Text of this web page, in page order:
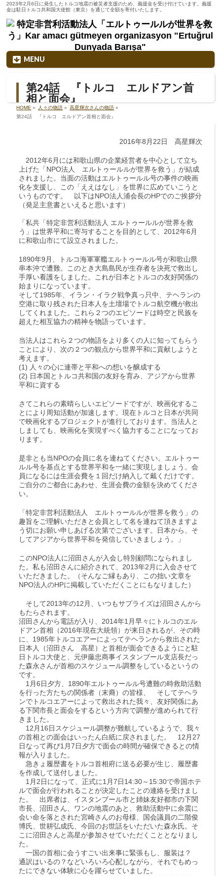
2023年2月6日に発生したトルコ地震の被災者支援のため、義援金を受け付けています。義援
金は駐日トルコ共和国大使館（東京）を通じて全額を寄付いたします。
MENU
第24話 『トルコ エルドアン首
相と面会』
HOME » 人々の物語 » 高星輝次さんの物語 »
第24話 『トルコ エルドアン首相と面会』
2016年8月22日 高星輝次
2012年6月には和歌山県の企業経営者を中心として立ち
上げた「NPO法人 エルトゥールルが世界を救う」が結成
されました。当面の活動はエルトゥールル号の事件の映画
化を支援し、この「ええはなし」を世界に広めていこうと
いうものです。 以下はNPO法人浦会長のHPでのご挨拶分
（発足主意書といえると思います）
「私共「特定非営利活動法人 エルトゥールルが世界を救
う」は世界平和に寄与することを目的として、2012年6月
に和歌山市にて設立されました。
1890年9月、トルコ海軍軍艦エルトゥールル号が和歌山県
串本沖で遭難。このとき大島島民が生存者を決死で救出し
手厚い看護をしました。これが日本とトルコの友好関係の
始まりになっています。
そして1985年、イラン・イラク戦争真っ只中、テヘランの
空港に取り残された日本人を土壇場でトルコ航空機が救出
してくれました。これら２つのエピソードは時空と民族を
超えた相互協力の精神を物語っています。
当法人はこれら２つの物語をより多くの人に知ってもらう
ことにより、次の２つの観点から世界平和に貢献しようと
考えます。
(1) 人々の心に連帯と平和への想いを醸成する
(2) 日本国とトルコ共和国の友好を育み、アジアから世界
平和に資する
さてこれらの素晴らしいエピソードですが、映画化するこ
とにより周知活動が加速します。現在トルコと日本が共同
で映画化するプロジェクトが進行しております。当法人と
しましても、映画化を実現すべく協力することになってお
ります。
是非とも当NPOの会員に名を連ねてください。エルトゥー
ルル号を基点とする世界平和を一緒に実現しましょう。会
員になるには生涯会費を１回だけ納入して戴くだけです。
ご自分のご都合にあわせ、生涯会費の金額を決めてくださ
い。
「特定非営利活動法人 エルトゥールルが世界を救う」の
趣旨をご理解いただきと会員として名を連ねて頂きますよ
う切にお願い申しあげる次第でございます。日本から、そ
してアジアから世界平和を発信していきましょう。」
このNPO法人に沼田さんが入会し特別顧問になられまし
た。私も沼田さんに紹介されて、2013年2月に入会させて
いただきました。（そんなご縁もあり、この拙い文章を
NPO法人のHPに掲載していただくことにもなりました）
そして2013年の12月、いつもサプライズは沼田さんから
もたらされます。
沼田さんから電話が入り、2014年1月早々にトルコのエル
ドアン首相（2016年現在大統領）が来日されるが、その時
に、1985年トルコエアーによってテヘランから救出された
日本人（沼田さん 高星）と首相が面会できるようにと駐
日トルコ大使と、元伊藤忠商事イスタンブール支店長だっ
た森永さんが首相のスケジュール調整をしているというの
です。
1月6日夕方、1890年エルトゥールル号遭難の時救助活動
を行った方たちの関係者（末裔）の皆様、 そしてテヘラ
ンでトルコエアーによって救出された我々、友好関係にあ
る下関市長と面会をするという方向で調整が進められて行
きました。
12月16日スケジュール調整が難航しているようで、我々
の首相との面会はいったん白紙に戻されました。 12月27
日なって再び1月7日夕方で面会の時間が確保できるとの情
報が入りました。
急きょ履歴書をトルコ首相府に送る必要が生じ、履歴書
を作成して送付しました。
1月2日になって、正式に1月7日14:30～15:30で帝国ホテ
ルで面会が行われることが決定したことの連絡を受けまし
た。 出席者は、イスタンブール市と姉妹友好都市の下関
市長、沼田さん、ワンの地震のあと、救助活動中に余震に
会い命を落とされた宮崎さんのお母様、国会議員の二階俊
博氏、世耕弘成氏、今回のお世話をいただいた森永氏。そ
こに沼田さんと高星が参加させていただくこととなりまし
た。
一国の首相に会うすごい出来事に緊張もし、服装は？
通訳はいるの？などいろいろ心配しながら、それでもめっ
たにできない体験に心を躍らせていました。